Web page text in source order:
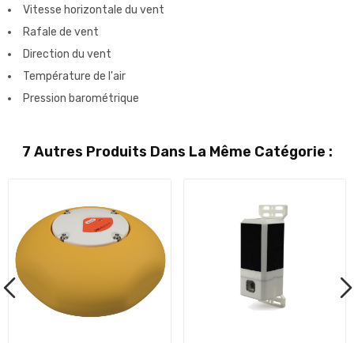
Vitesse horizontale du vent
Rafale de vent
Direction du vent
Température de l'air
Pression barométrique
7 Autres Produits Dans La Même Catégorie :